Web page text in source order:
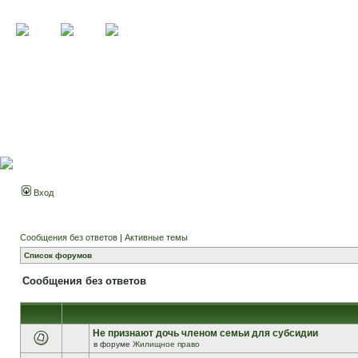
Вход
Сообщения без ответов | Активные темы
Список форумов
Сообщения без ответов
Не признают дочь членом семьи для субсидии
в форуме Жилищное право